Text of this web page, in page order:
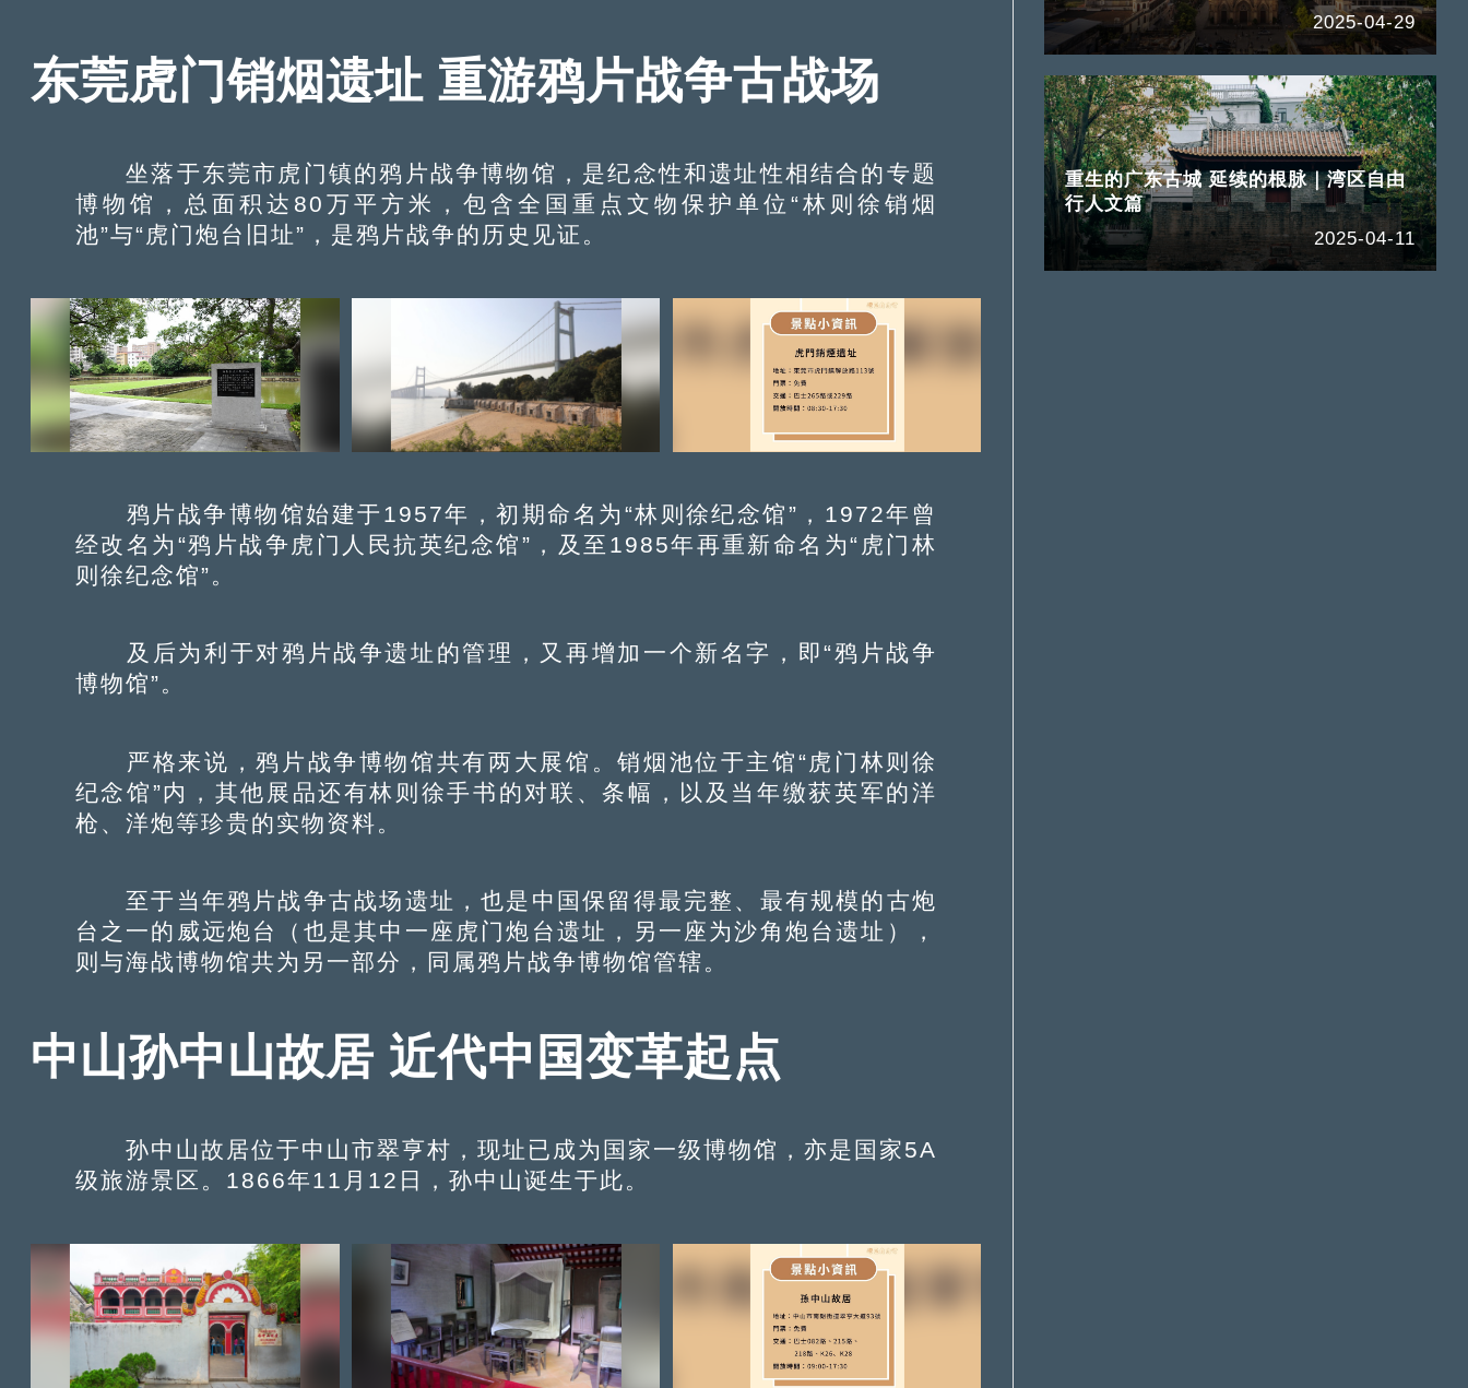
东莞虎门销烟遗址 重游鸦片战争古战场
坐落于东莞市虎门镇的鸦片战争博物馆，是纪念性和遗址性相结合的专题
博物馆，总面积达80万平方米，包含全国重点文物保护单位“林则徐销烟
池”与“虎门炮台旧址”，是鸦片战争的历史见证。
鸦片战争博物馆始建于1957年，初期命名为“林则徐纪念馆”，1972年曾
经改名为“鸦片战争虎门人民抗英纪念馆”，及至1985年再重新命名为“虎门林
则徐纪念馆”。
及后为利于对鸦片战争遗址的管理，又再增加一个新名字，即“鸦片战争
博物馆”。
严格来说，鸦片战争博物馆共有两大展馆。销烟池位于主馆“虎门林则徐
纪念馆”内，其他展品还有林则徐手书的对联、条幅，以及当年缴获英军的洋
枪、洋炮等珍贵的实物资料。
至于当年鸦片战争古战场遗址，也是中国保留得最完整、最有规模的古炮
台之一的威远炮台（也是其中一座虎门炮台遗址，另一座为沙角炮台遗址），
则与海战博物馆共为另一部分，同属鸦片战争博物馆管辖。
中山孙中山故居 近代中国变革起点
孙中山故居位于中山市翠亨村，现址已成为国家一级博物馆，亦是国家5A
级旅游景区。1866年11月12日，孙中山诞生于此。
2025-04-29
重生的广东古城 延续的根脉｜湾区自由
行人文篇
2025-04-11